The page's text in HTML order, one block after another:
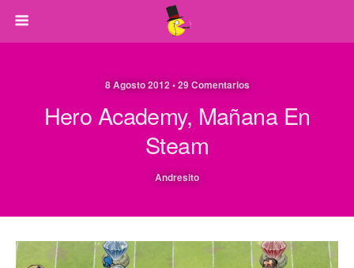
8 Agosto 2012 • 29 Comentarios
Hero Academy, Mañana En
Steam
Andresito